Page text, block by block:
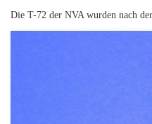
Die T-72 der NVA wurden nach